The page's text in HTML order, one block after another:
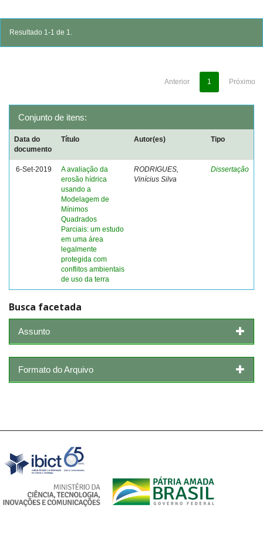
Resultado 1-1 de 1.
Anterior 1 Próximo
Conjunto de itens:
Data do
documento
Título Autor(es) Tipo
6-Set-2019
A avaliação da
erosão hídrica
usando a
Modelagem de
Mínimos
Quadrados
Parciais: um estudo
em uma área
legalmente
protegida com
conflitos ambientais
de uso da terra
RODRIGUES,
Vinícius Silva
Dissertação
Busca facetada
Assunto
Formato do Arquivo